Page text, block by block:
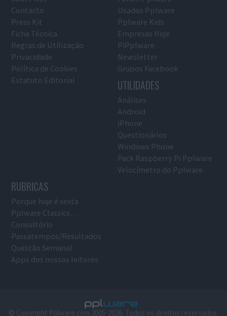
Contacto
Press Kit
Ficha Técnica
Regras de Utilização
Privacidade
Política de Cookies
Estatuto Editorial
Usados Pplware
Pplware Kids
Empresas Hoje
PiPplware
Newsletter
Grupos Facebook
UTILIDADES
Análises
Android
iPhone
Questionários
Windows Phone
Pack Raspberry Pi Pplware
Velocímetro do Pplware
RUBRICAS
Porque hoje é sexta
Pplware Classics…
Consultório
Passatempos/Resultados
Questão Semanal
Apps dos nossos leitores
© Copyright Pplware.com 2005-2026. Todos os direitos reservados.